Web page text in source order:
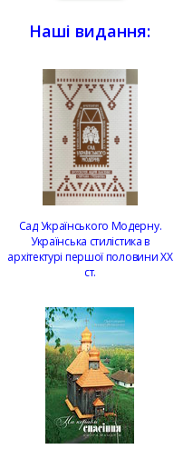
Наші видання:
Сад Українського Модерну.
Українська стилістика в
архітектурі першої половини ХХ
ст.